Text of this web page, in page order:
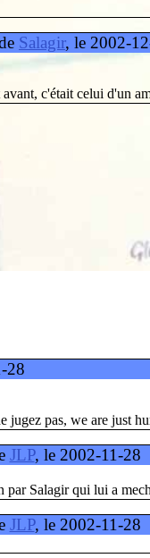
Salagir, le 2002-
c'était celui d'un
28
jugez pas, we are just
JLP, le 2002-11-28
par Salagir qui lui a
JLP, le 2002-11-28